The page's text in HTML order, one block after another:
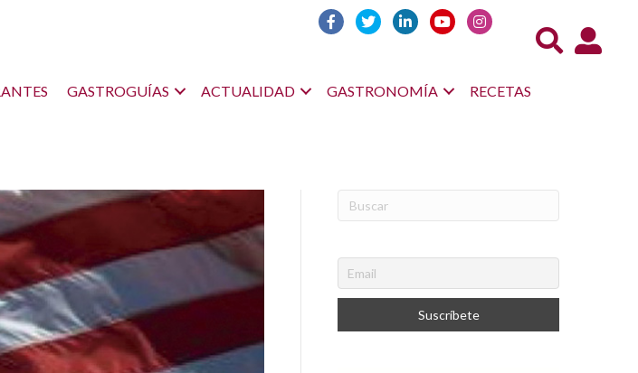
Acceso
GASTROGUÍAS ACTUALIDAD GASTRONOMÍA
RECETAS